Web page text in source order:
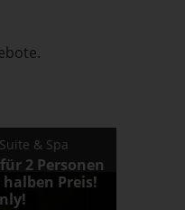
& Spa
2 Personen
Preis!